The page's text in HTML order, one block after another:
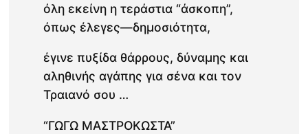
όλη εκείνη η τεράστια “άσκοπη”,
όπως έλεγες—δημοσιότητα,
έγινε πυξίδα θάρρους, δύναμης και
αληθινής αγάπης για σένα και τον
Τραιανό σου …
“ΓΩΓΩ ΜΑΣΤΡΟΚΩΣΤΑ”